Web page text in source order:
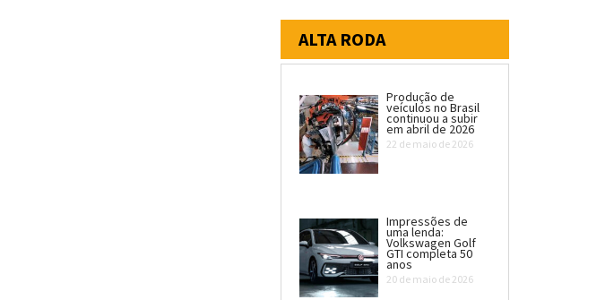
ALTA RODA
Produção de
veículos no Brasil
continuou a subir
em abril de 2026
22 de maio de 2026
Impressões de
uma lenda:
Volkswagen Golf
GTI completa 50
anos
20 de maio de 2026